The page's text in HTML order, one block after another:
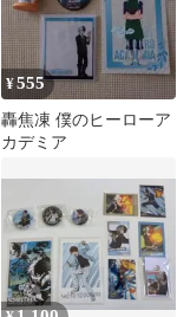
¥555
轟焦凍 僕のヒーローア
カデミア